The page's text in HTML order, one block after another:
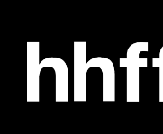
Inhalt
springen